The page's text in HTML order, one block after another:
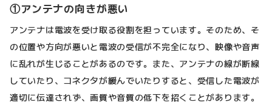
①アンテナの向きが悪い
アンテナは電波を受け取る役割を担っています。そのため、そ
の位置や方向が悪いと電波の受信が不完全になり、映像や音声
に乱れが生じることがあるのです。また、アンテナの線が断線
していたり、コネクタが緩んでいたりすると、受信した電波が
適切に伝達されず、画質や音質の低下を招くことがあります。